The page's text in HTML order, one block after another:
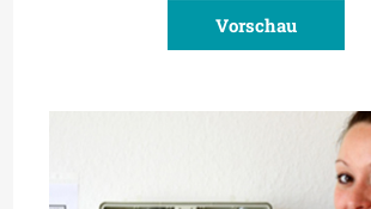
Vorschau